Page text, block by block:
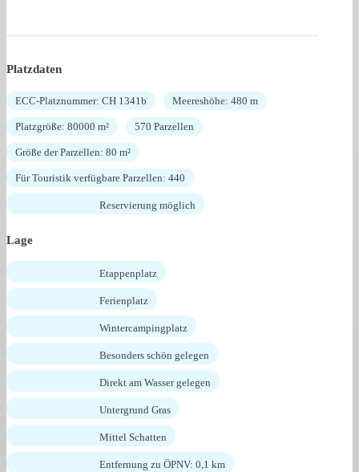
Platzdaten
ECC-Platznummer: CH 1341b Meereshöhe: 480 m
Platzgröße: 80000 m² 570 Parzellen
Größe der Parzellen: 80 m²
Für Touristik verfügbare Parzellen: 440
Reservierung möglich
Lage
Etappenplatz
Ferienplatz
Wintercampingplatz
Besonders schön gelegen
Direkt am Wasser gelegen
Untergrund Gras
Mittel Schatten
Entfernung zu ÖPNV: 0,1 km